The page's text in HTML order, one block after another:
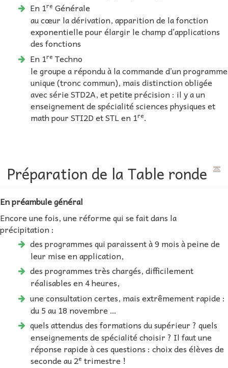
En 1re Générale
au cœur la dérivation, apparition de la fonction
exponentielle pour élargir le champ d’applications
des fonctions
En 1re Techno
le groupe a répondu à la commande d’un programme
unique (tronc commun), mais distinction obligée
avec série STD2A, et petite précision : il y a un
enseignement de spécialité sciences physiques et
math pour STI2D et STL en 1re.
Préparation de la Table ronde
En préambule général
Encore une fois, une réforme qui se fait dans la
précipitation :
des programmes qui paraissent à 9 mois à peine de
leur mise en application,
des programmes très chargés, difficilement
réalisables en 4 heures,
une consultation certes, mais extrêmement rapide :
du 5 au 18 novembre …
quels attendus des formations du supérieur ? quels
enseignements de spécialité choisir ? Il faut une
réponse rapide à ces questions : choix des élèves de
seconde au 2e trimestre !